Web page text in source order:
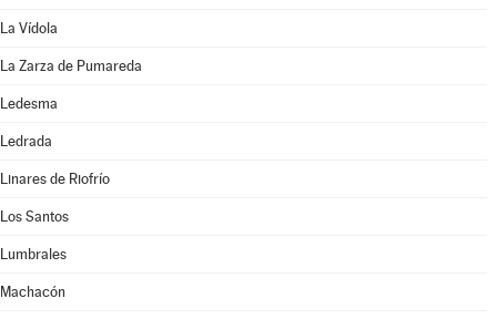
La Vídola
La Zarza de Pumareda
Ledesma
Ledrada
Linares de Riofrío
Los Santos
Lumbrales
Machacón